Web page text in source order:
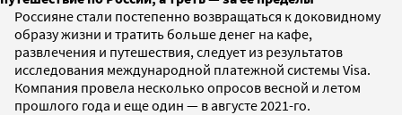
Россияне стали постепенно возвращаться к доковидному
образу жизни и тратить больше денег на кафе,
развлечения и путешествия, следует из результатов
исследования международной платежной системы Visa.
Компания провела несколько опросов весной и летом
прошлого года и еще один — в августе 2021-го.